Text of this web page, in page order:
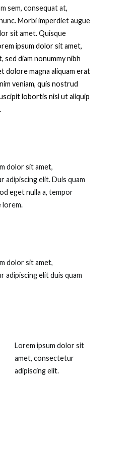
sem, consequat at,
Morbi imperdiet augue
sit amet. Quisque
ipsum dolor sit amet,
diam nonummy nibh
dolore magna aliquam erat
veniam, quis nostrud
lobortis nisl ut aliquip
dolor sit amet,
adipiscing elit. Duis quam
eget nulla a, tempor
lorem.
dolor sit amet,
adipiscing elit duis quam
Lorem ipsum dolor sit
amet, consectetur
adipiscing elit.